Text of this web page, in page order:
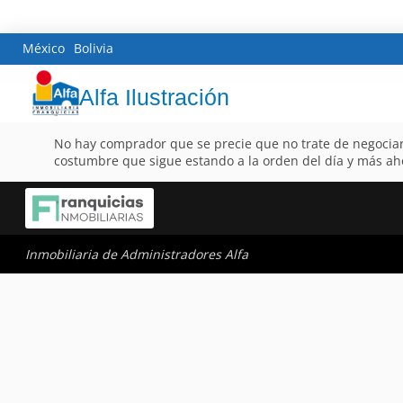
México Bolivia
Alfa Ilustración
No hay comprador que se precie que no trate de
costumbre que sigue estando a la orden del día y más
Inmobiliaria de Administradores Alfa